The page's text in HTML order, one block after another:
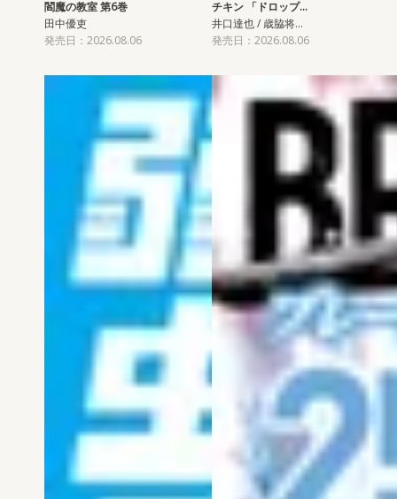
閻魔の教室 第6巻
田中優吏
発売日：2026.08.06
チキン 「ドロップ…
井口達也 / 歳脇将…
発売日：2026.08.06